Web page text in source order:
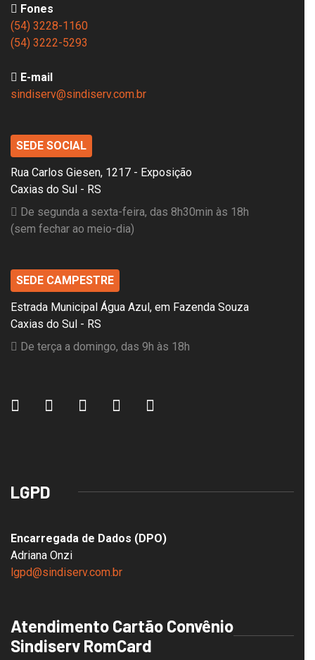
Fones
(54) 3228-1160
(54) 3222-5293
E-mail
sindiserv@sindiserv.com.br
SEDE SOCIAL
Rua Carlos Giesen, 1217 - Exposição
Caxias do Sul - RS
De segunda a sexta-feira, das 8h30min às 18h
(sem fechar ao meio-dia)
SEDE CAMPESTRE
Estrada Municipal Água Azul, em Fazenda Souza
Caxias do Sul - RS
De terça a domingo, das 9h às 18h
LGPD
Encarregada de Dados (DPO)
Adriana Onzi
lgpd@sindiserv.com.br
Atendimento Cartão Convênio
Sindiserv RomCard